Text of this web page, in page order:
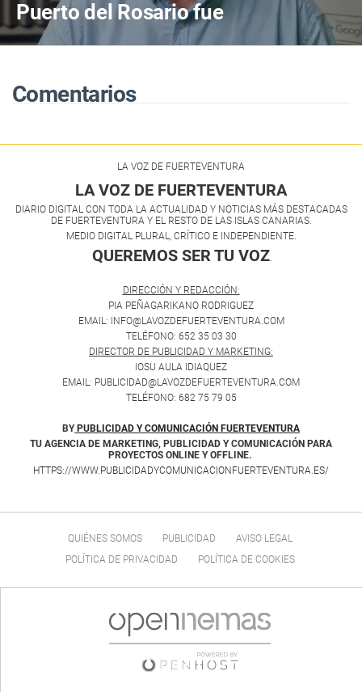
Puerto del Rosario fue
"desafortunada"
Comentarios
LA VOZ DE FUERTEVENTURA
LA VOZ DE FUERTEVENTURA
DIARIO DIGITAL CON TODA LA ACTUALIDAD Y NOTICIAS MÁS DESTACADAS
DE FUERTEVENTURA Y EL RESTO DE LAS ISLAS CANARIAS.
MEDIO DIGITAL PLURAL, CRÍTICO E INDEPENDIENTE.
QUEREMOS SER TU VOZ.
DIRECCIÓN Y REDACCIÓN:
PIA PEÑAGARIKANO RODRIGUEZ
EMAIL: INFO@LAVOZDEFUERTEVENTURA.COM
TELÉFONO: 652 35 03 30
DIRECTOR DE PUBLICIDAD Y MARKETING:
IOSU AULA IDIAQUEZ
EMAIL: PUBLICIDAD@LAVOZDEFUERTEVENTURA.COM
TELÉFONO: 682 75 79 05
BY PUBLICIDAD Y COMUNICACIÓN FUERTEVENTURA
TU AGENCIA DE MARKETING, PUBLICIDAD Y COMUNICACIÓN PARA
PROYECTOS ONLINE Y OFFLINE.
HTTPS://WWW.PUBLICIDADYCOMUNICACIONFUERTEVENTURA.ES/
QUIÉNES SOMOS PUBLICIDAD
AVISO LEGAL
POLÍTICA DE PRIVACIDAD
POLÍTICA DE COOKIES